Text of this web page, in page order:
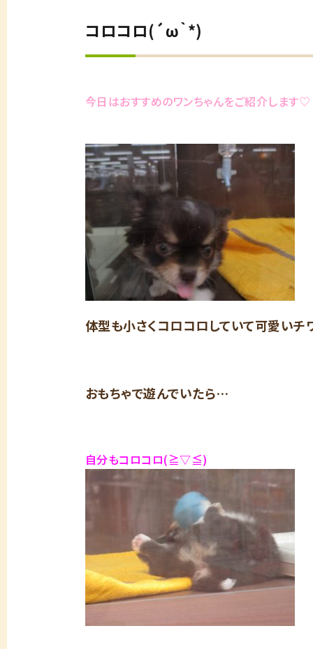
コロコロ(´ω｀*)
今日はおすすめのワンちゃんをご紹介します♡
体型も小さくコロコロしていて可愛い
おもちゃで遊んでいたら…
自分もコロコロ(≧▽≦)